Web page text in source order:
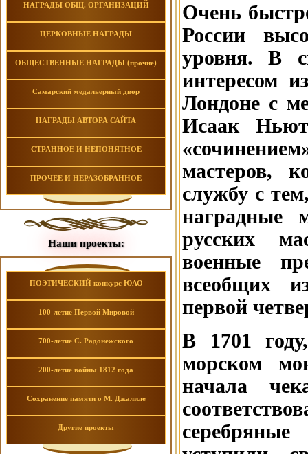
НАГРАДЫ ОБЩ. ОРГАНИЗАЦИЙ
ЦЕРКОВНЫЕ НАГРАДЫ
ОБЩЕСТВЕННЫЕ НАГРАДЫ (прочие)
Самарский медальерный двор
НАГРАДЫ АВТОРА САЙТА
СТРАННОЕ И НЕПОНЯТНОЕ
ПРОЧЕЕ И НЕРАЗОБРАННОЕ
Наши проекты:
ПОЭТИЧЕСКИЙ конкурс ЮАО
100-летие Первой Мировой
700-летие С. Радонежского
200-летие войны 1812 года
Сохранение памяти о М. Джалиле
Другие проекты
Очень
России
уровня. В
интересом
Лондоне с
Исаак
мастеров,
службу с
наградные
русских
военные
всеобщих
первой
В 1701
морском
начала